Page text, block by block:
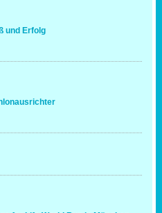
und Erfolg